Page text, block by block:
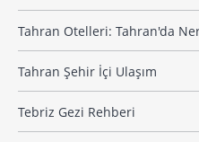
Tahran Otelleri: Tahran'da
Tahran Şehir İçi Ulaşım
Tebriz Gezi Rehberi